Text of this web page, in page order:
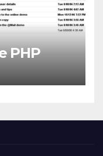
PHP